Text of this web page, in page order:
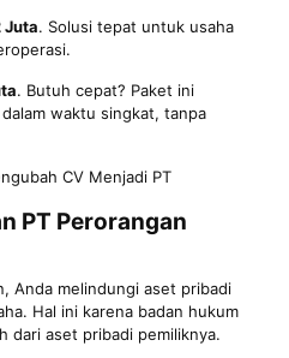
Juta. Solusi tepat untuk usaha
. Butuh cepat? Paket ini
waktu singkat, tanpa
CV Menjadi PT
PT Perorangan
Anda melindungi aset pribadi
Hal ini karena badan hukum
dari aset pribadi pemiliknya.